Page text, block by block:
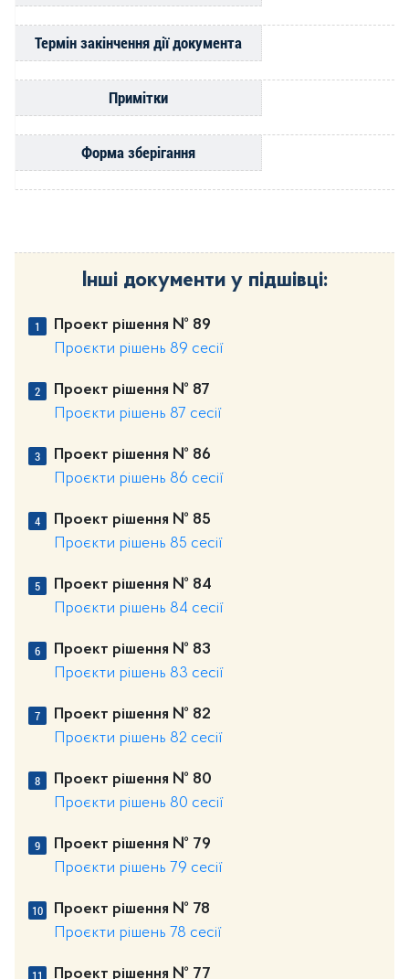
Термін закінчення дії документа
Примітки
Форма зберігання
Інші документи у підшівці:
Проект рішення № 89
Проєкти рішень 89 сесії
Проект рішення № 87
Проєкти рішень 87 сесії
Проект рішення № 86
Проєкти рішень 86 сесії
Проект рішення № 85
Проєкти рішень 85 сесії
Проект рішення № 84
Проєкти рішень 84 сесії
Проект рішення № 83
Проєкти рішень 83 сесії
Проект рішення № 82
Проєкти рішень 82 сесії
Проект рішення № 80
Проєкти рішень 80 сесії
Проект рішення № 79
Проєкти рішень 79 сесії
Проект рішення № 78
Проєкти рішень 78 сесії
Проект рішення № 77